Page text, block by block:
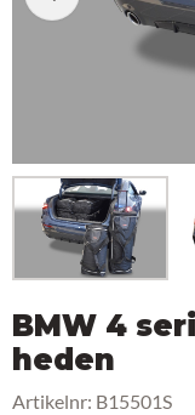
BMW 4
heden
Artikelnr: B15501S